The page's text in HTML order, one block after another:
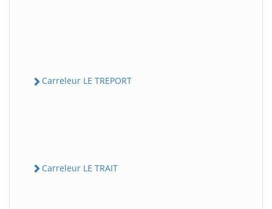
Carreleur LE TREPORT
Carreleur LE TRAIT